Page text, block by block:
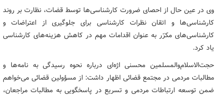
وی در عین حال از احصای ضرورت کارشناسی‌ها توسط قضات، نظارت بر روند
کارشناسی‌ها و اتقان نظرات کارشناسی برای جلوگیری از اعتراضات و
کارشناسی‌های مکرّر به عنوان اقدامات مهم در کاهش هزینه‌های کارشناسی
یاد کرد.
حجت‌الاسلام‌والمسلمین محسنی اژه‌ای درباره نحوه رسیدگی به نامه‌ها و
مطالبات مردمی در مجتمع قضائی اظهار داشت: از مسؤولین قضائی می‌خواهم
ضمن توسعه ارتباطات مردمی و تسریع در پاسخگویی به مطالبات مراجعان،